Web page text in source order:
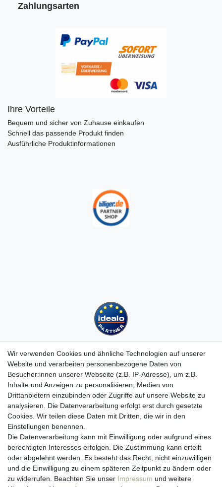
Zahlungsarten
Ihre Vorteile
Bequem und sicher von Zuhause einkaufen
Schnell das passende Produkt finden
Ausführliche Produktinformationen
Kundenservice
Hotline: 07452 - 847 162 0
Kontakt
Anmelden
Registrieren
Newsletter
Versand & Lieferung
Zahlungsarten
viasalutis
Wir verwenden Cookies und ähnliche Technologien auf unserer
Website und verarbeiten personenbezogene Daten von
Besucher:innen unserer Webseite (z.B. IP-Adresse), um z.B.
Inhalte und Anzeigen zu personalisieren, Medien von
Drittanbietern einzubinden oder Zugriffe auf unsere Website zu
analysieren. Die Datenverarbeitung erfolgt erst durch gesetzte
Cookies. Wir teilen diese Daten mit Dritten, die wir in den
Einstellungen benennen.
Die Datenverarbeitung kann mit Einwilligung oder aufgrund eines
berechtigten Interesses erfolgen. Die Zustimmung kann erteilt
oder abgelehnt werden. Es besteht das Recht, nicht einzuwilligen
und die Einwilligung zu einem späteren Zeitpunkt zu ändern oder
zu widerrufen. Beachten Sie unser Impressum und weitere